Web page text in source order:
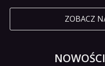
ZOBACZ